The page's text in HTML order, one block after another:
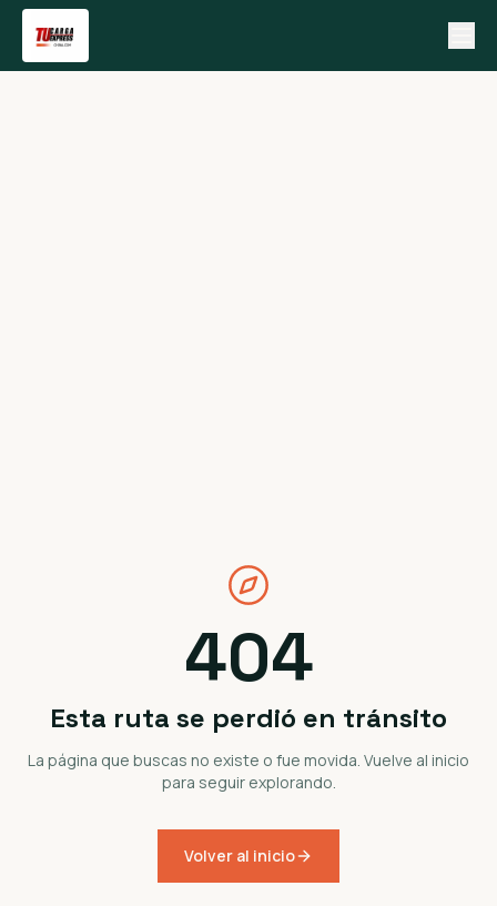
404
Esta ruta se perdió en tránsito
La página que buscas no existe o fue movida. Vuelve al inicio
para seguir explorando.
Volver al inicio